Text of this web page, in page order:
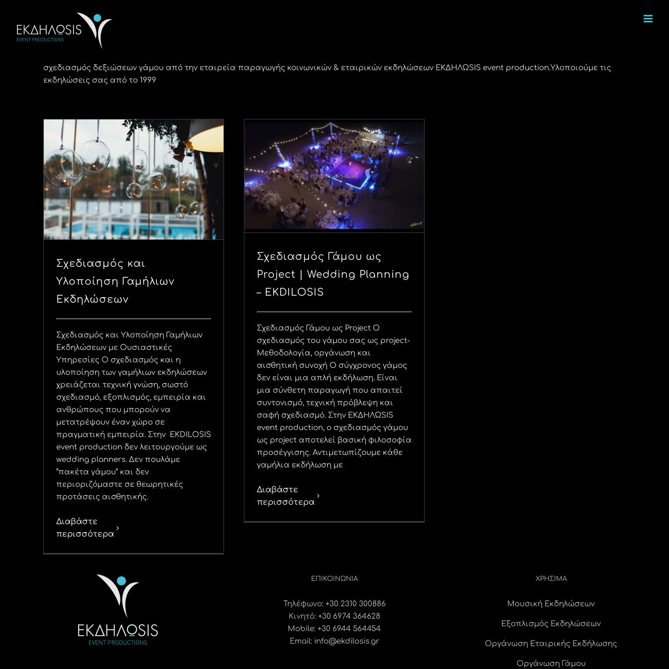
περιεχόμενο
σχεδιασμός δεξιώσεων γάμου από την εταιρεία παραγωγής κοινωνικών & εταιρικών εκδηλώσεων ΕΚΔΗΛΩSIS event production.Υλοποιούμε τις
εκδηλώσεις σας από το 1999
Σχεδιασμός και
Υλοποίηση Γαμήλιων
Εκδηλώσεων
Σχεδιασμός και
Υλοποίηση Γαμήλιων
Εκδηλώσεων
Σχεδιασμός και Υλοποίηση Γαμήλιων
Εκδηλώσεων με Ουσιαστικές
Υπηρεσίες Ο σχεδιασμός και η
υλοποίηση των γαμήλιων εκδηλώσεων
χρειάζεται τεχνική γνώση, σωστό
σχεδιασμό, εξοπλισμός, εμπειρία και
ανθρώπους που μπορούν να
μετατρέψουν έναν χώρο σε
πραγματική εμπειρία. Στην EKDILOSIS
event production δεν λειτουργούμε ως
wedding planners. Δεν πουλάμε
“πακέτα γάμου” και δεν
περιοριζόμαστε σε θεωρητικές
προτάσεις αισθητικής.
Διαβάστε
περισσότερα
Σχεδιασμός Γάμου ως
Project | Wedding
Planning – EKDILOSIS
Σχεδιασμός Γάμου ως
Project | Wedding Planning
– EKDILOSIS
Σχεδιασμός Γάμου ως Project Ο
σχεδιασμός του γάμου σας ως project-
Μεθοδολογία, οργάνωση και
αισθητική συνοχή Ο σύγχρονος γάμος
δεν είναι μια απλή εκδήλωση. Είναι
μια σύνθετη παραγωγή που απαιτεί
συντονισμό, τεχνική πρόβλεψη και
σαφή σχεδιασμό. Στην ΕΚΔΗΛΩSIS
event production, ο σχεδιασμός γάμου
ως project αποτελεί βασική φιλοσοφία
προσέγγισης. Αντιμετωπίζουμε κάθε
γαμήλια εκδήλωση με
Διαβάστε
περισσότερα
ΕΠΙΚΟΙΝΩΝΊΑ
Τηλέφωνο: +30 2310 300886
Κινητό: +30 6974 364628
Mobile: +30 6944 564454
Email: info@ekdilosis.gr
ΧΡΗΣΙΜΑ
Μουσική Εκδηλώσεων
Εξοπλισμός Εκδηλώσεων
Οργάνωση Εταιρικής Εκδήλωσης
Οργάνωση Γάμου